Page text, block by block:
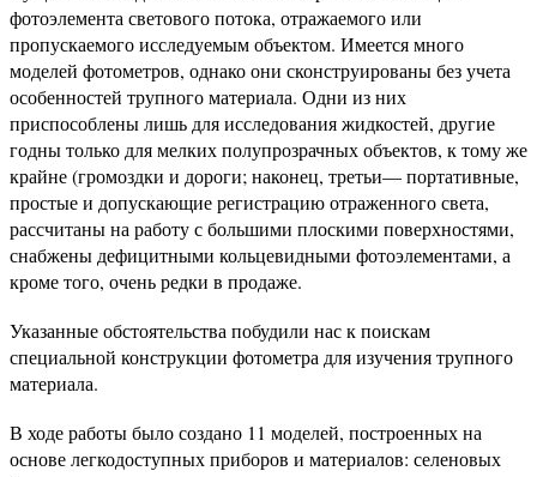
фотоэлемента светового потока, отражаемого или
пропускаемого исследуемым объектом. Имеется много
моделей фотометров, однако они сконструированы без учета
особенностей трупного материала. Одни из них
приспособлены лишь для исследования жидкостей, другие
годны только для мелких полупрозрачных объектов, к тому же
крайне (громоздки и дороги; наконец, третьи— портативные,
простые и допускающие регистрацию отраженного света,
рассчитаны на работу с большими плоскими поверхностями,
снабжены дефицитными кольцевидными фотоэлементами, а
кроме того, очень редки в продаже.
Указанные обстоятельства побудили нас к поискам
специальной конструкции фотометра для изучения трупного
материала.
В ходе работы было создано 11 моделей, построенных на
основе легкодоступных приборов и материалов: селеновых